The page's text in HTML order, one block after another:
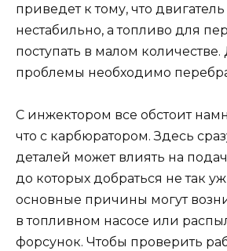
приведет к тому, что двигатель
нестабильно, а топливо для
поступать в малом
проблемы необходимо
С инжектором все обстоит
что с карбюратором. Здесь
деталей может влиять на
до которых добраться не так
основные причины могут
в топливном насосе или
форсунок. Чтобы проверить